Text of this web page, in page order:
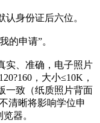
身份证后六位。
的申请”。
实、准确，电子照片
，大小≤10K，
一致（纸质照片背面
清晰将影响学位申
器。